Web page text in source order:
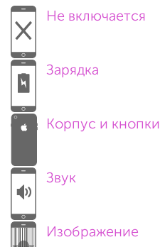
Не включается
Зарядка
Корпус и кнопки
Звук
Изображение